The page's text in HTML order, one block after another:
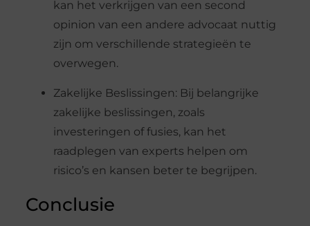
kan het verkrijgen van een second
opinion van een andere advocaat nuttig
zijn om verschillende strategieën te
overwegen.
Zakelijke Beslissingen: Bij belangrijke
zakelijke beslissingen, zoals
investeringen of fusies, kan het
raadplegen van experts helpen om
risico’s en kansen beter te begrijpen.
Conclusie